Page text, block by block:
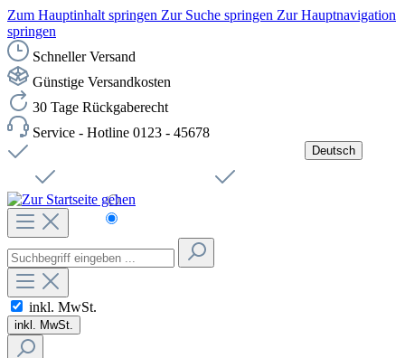
Zum Hauptinhalt springen Zur Suche springen Zur Hauptnavigation
springen
Schneller Versand
Günstige Versandkosten
30 Tage Rückgaberecht
Service - Hotline 0123 - 45678
Deutsch
Čeština
inkl. MwSt.
inkl. MwSt.